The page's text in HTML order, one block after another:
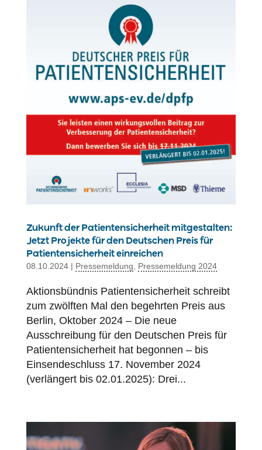
Zukunft der Patientensicherheit mitgestalten:
Jetzt Projekte für den Deutschen Preis für
Patientensicherheit einreichen
08.10.2024| Pressemeldung Pressemeldung 2024
Aktionsbündnis Patientensicherheit schreibt
zum zwölften Mal den begehrten Preis aus
Berlin, Oktober 2024 – Die neue
Ausschreibung für den Deutschen Preis für
Patientensicherheit hat begonnen – bis
Einsendeschluss 17. November 2024
(verlängert bis 02.01.2025): Drei...